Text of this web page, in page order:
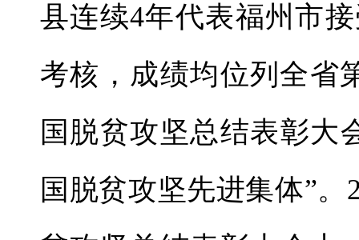
县连续4年代表福州市
考核，成绩均位列全省
国脱贫攻坚总结表彰大
国脱贫攻坚先进集体”。